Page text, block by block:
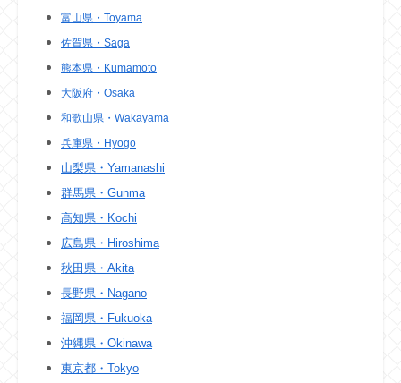
富山県・Toyama
佐賀県・Saga
熊本県・Kumamoto
大阪府・Osaka
和歌山県・Wakayama
兵庫県・Hyogo
山梨県・Yamanashi
群馬県・Gunma
高知県・Kochi
広島県・Hiroshima
秋田県・Akita
長野県・Nagano
福岡県・Fukuoka
沖縄県・Okinawa
東京都・Tokyo